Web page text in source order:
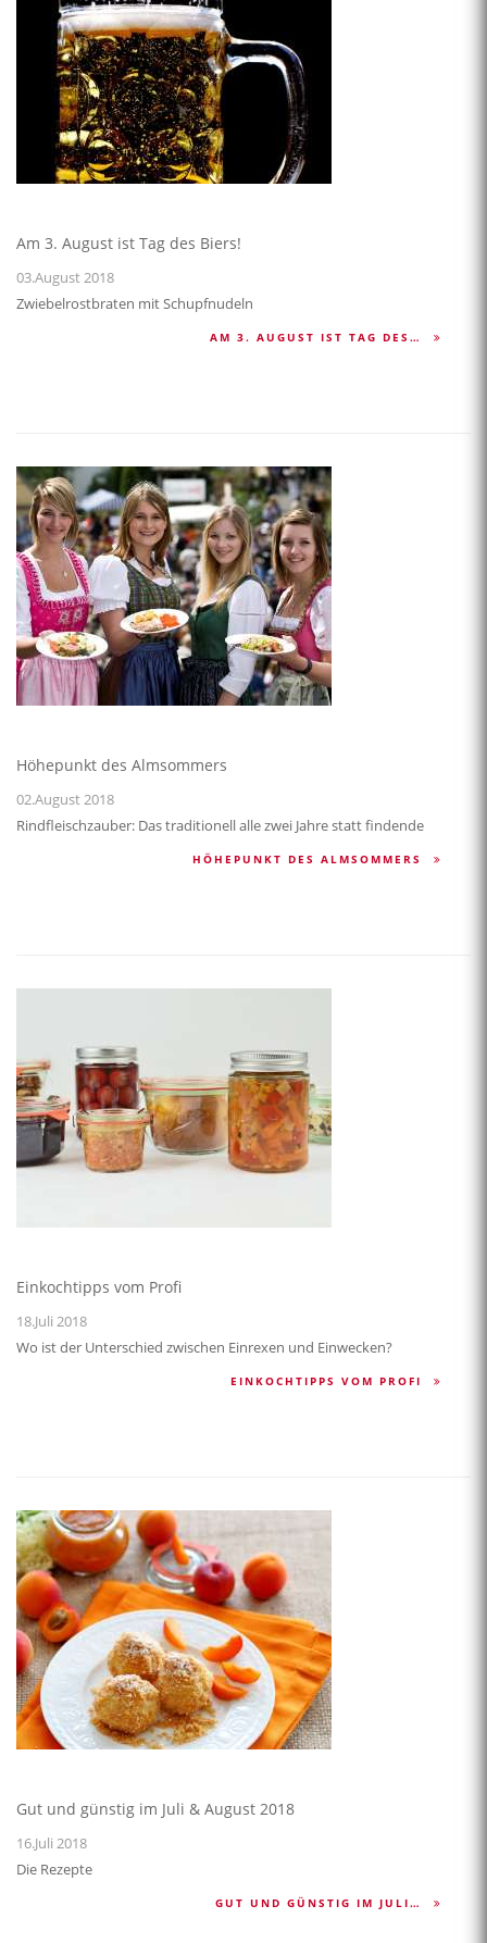
Am 3. August ist Tag des Biers!
03.August 2018
Zwiebelrostbraten mit Schupfnudeln
AM 3. AUGUST IST TAG DES…
Höhepunkt des Almsommers
02.August 2018
Rindfleischzauber: Das traditionell alle zwei Jahre statt findende
HÖHEPUNKT DES ALMSOMMERS
Einkochtipps vom Profi
18.Juli 2018
Wo ist der Unterschied zwischen Einrexen und Einwecken?
EINKOCHTIPPS VOM PROFI
Gut und günstig im Juli & August 2018
16.Juli 2018
Die Rezepte
GUT UND GÜNSTIG IM JULI…